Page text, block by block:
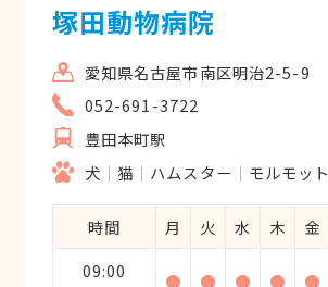
塚田動物病院
愛知県名古屋市南区明治2-5-9
052-691-3722
豊田本町駅
犬
猫 ハムスター モルモット
時間 月 火 水 木 金
09:00
● ● ● ● ●